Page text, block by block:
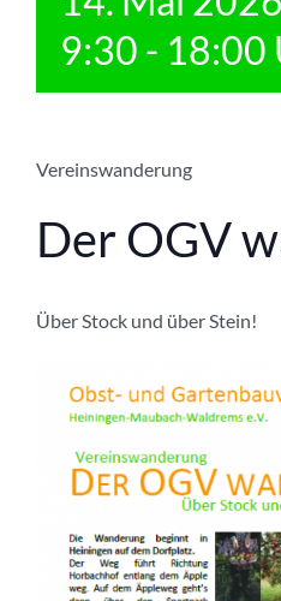
9:30 - 18:00
Vereinswanderung
Der OGV
Über Stock und über Stein!